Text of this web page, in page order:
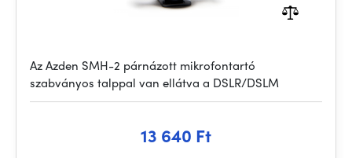
Az Azden SMH-2 párnázott mikrofontartó
szabványos talppal van ellátva a DSLR/DSLM
13 640 Ft